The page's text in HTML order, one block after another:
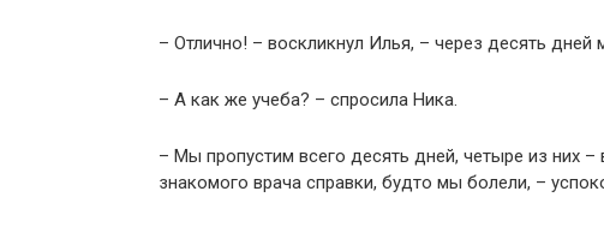
– Отлично! – воскликнул Илья, – через десять дней
– А как же учеба? – спросила Ника.
– Мы пропустим всего десять дней, четыре из них
знакомого врача справки, будто мы болели, –